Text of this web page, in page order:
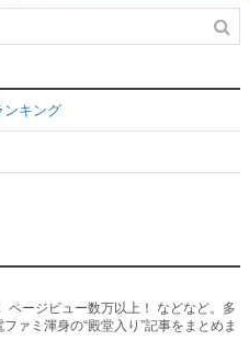
ンキング
ページビュー数万以上！ などなど。多
ァミ渾身の“殿堂入り”記事をまとめま